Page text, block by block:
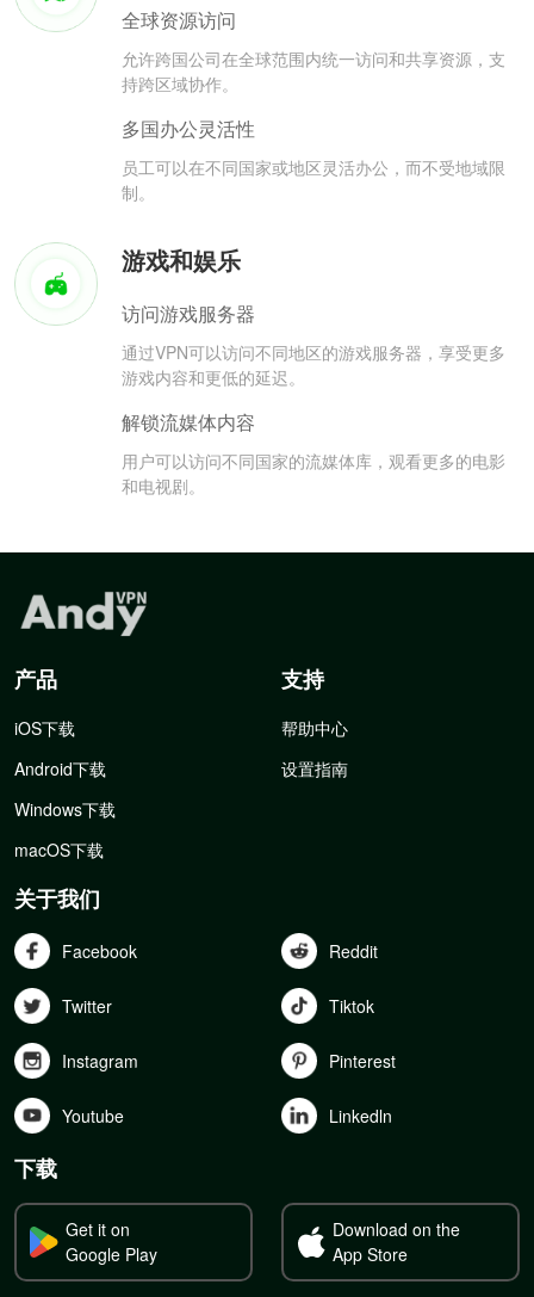
全球资源访问
允许跨国公司在全球范围内统一访问和共享资源，支
持跨区域协作。
多国办公灵活性
员工可以在不同国家或地区灵活办公，而不受地域限
制。
游戏和娱乐
访问游戏服务器
通过VPN可以访问不同地区的游戏服务器，享受更多
游戏内容和更低的延迟。
解锁流媒体内容
用户可以访问不同国家的流媒体库，观看更多的电影
和电视剧。
产品
iOS下载
Android下载
Windows下载
macOS下载
支持
帮助中心
设置指南
关于我们
Facebook Reddit
Twitter Tiktok
Instagram Pinterest
Youtube Linkedln
下载
Get it on
Google Play
Download on the
App Store